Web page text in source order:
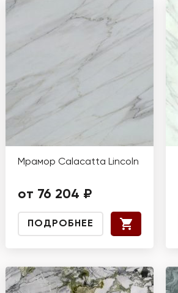
Мрамор Calacatta Lincoln
от 76 204 ₽
ПОДРОБНЕЕ